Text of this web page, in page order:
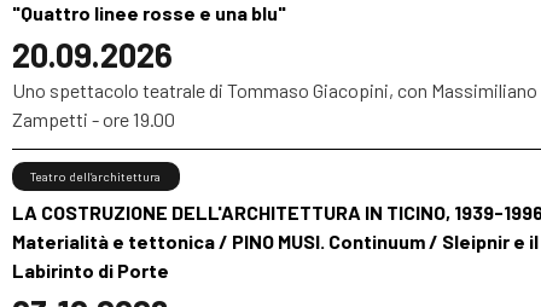
"Quattro linee rosse e una blu"
20.09.2026
Uno spettacolo teatrale di Tommaso Giacopini, con Massimiliano
Zampetti - ore 19.00
LA COSTRUZIONE DELL'ARCHITETTURA IN TICINO, 1939-
Materialità e tettonica / PINO MUSI. Continuum / Sleipnir e il
Labirinto di Porte
Teatro dell’architettura